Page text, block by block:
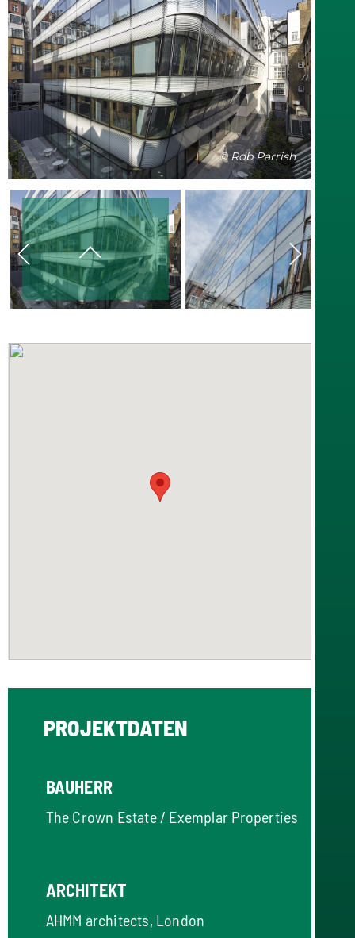
© Rob Parrish
PROJEKTDATEN
BAUHERR
The Crown Estate / Exemplar Properties
ARCHITEKT
AHMM architects, London